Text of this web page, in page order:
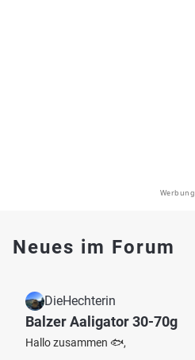
Werbung
Neues im Forum
DieHechterin
Balzer Aaligator 30-70g
Hallo zusammen 🐟,